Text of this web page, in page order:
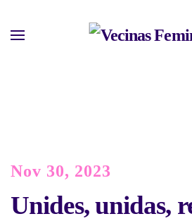
Nov 30, 2023
Unides, unidas,